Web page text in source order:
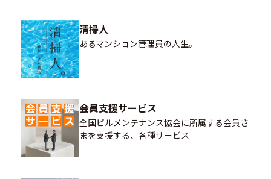
清掃人
あるマンション管理員の人生。
会員支援サービス
全国ビルメンテナンス協会に所属する会員さ
まを支援する、各種サービス